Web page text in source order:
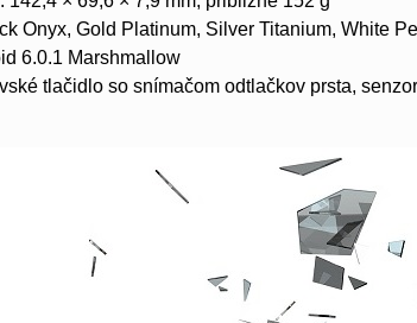
Onyx, Gold Platinum, Silver Titanium, White
6.0.1 Marshmallow
tlačidlo so snímačom odtlačkov prsta,